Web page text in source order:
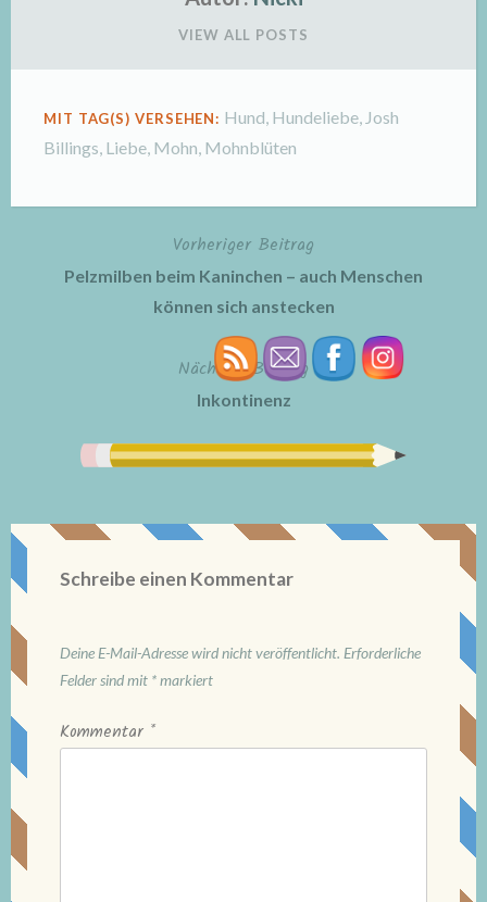
VIEW ALL POSTS
MIT TAG(S) VERSEHEN: Hund, Hundeliebe, Josh
Billings, Liebe, Mohn, Mohnblüten
BeitragsnavigationVorheriger Beitrag
Pelzmilben beim Kaninchen – auch Menschen
können sich anstecken
Nächster Beitrag
Inkontinenz
Schreibe einen Kommentar
Deine E-Mail-Adresse wird nicht veröffentlicht. Erforderliche
Felder sind mit *markiert
Kommentar *